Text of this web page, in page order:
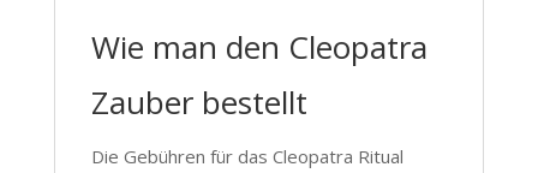
Wie man den Cleopatra
Zauber bestellt
Die Gebühren für das Cleopatra Ritual